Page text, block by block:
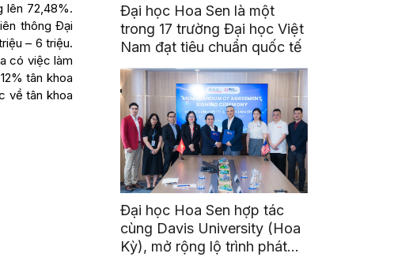
lên 72,48%.
thông Ðại
– 6 triệu.
có việc làm
tân khoa
về tân khoa
Đại học Hoa Sen là một
trong 17 trường Đại học Việt
Nam đạt tiêu chuẩn quốc tế
Đại học Hoa Sen hợp tác
cùng Davis University (Hoa
Kỳ), mở rộng lộ trình phát